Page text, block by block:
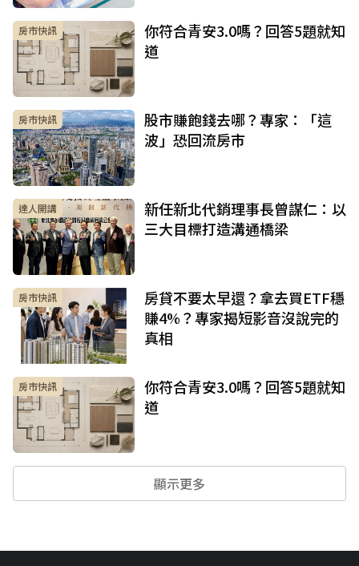
房市快訊
你符合青安3.0嗎？回答5題就知
道
房市快訊
股市賺飽錢去哪？專家：「這
波」恐回流房市
達人開講
新任新北代銷理事長曾謀仁：以
三大目標打造溝通橋梁
房市快訊
房貸不要太早還？拿去買ETF穩
賺4%？專家揭短影音沒說完的
真相
房市快訊
你符合青安3.0嗎？回答5題就知
道
顯示更多